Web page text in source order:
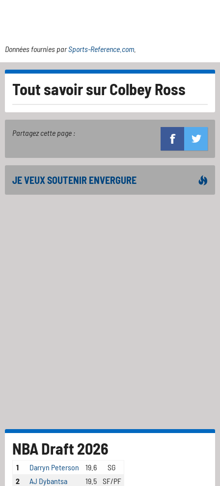
Données fournies parSports-Reference.com
Tout savoir surColbey Ross
Partagez cette page :
JE VEUX SOUTENIR ENVERGURE
NBA Draft 2026
1 Darryn Peterson 19.6
SG
2
AJ Dybantsa 19.5
SF/PF